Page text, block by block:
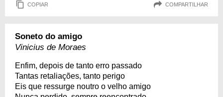
COPIAR COMPARTILHAR
Soneto do amigo
Vinicius de Moraes
Enfim, depois de tanto erro passado
Tantas retaliações, tanto perigo
Eis que ressurge noutro o velho amigo